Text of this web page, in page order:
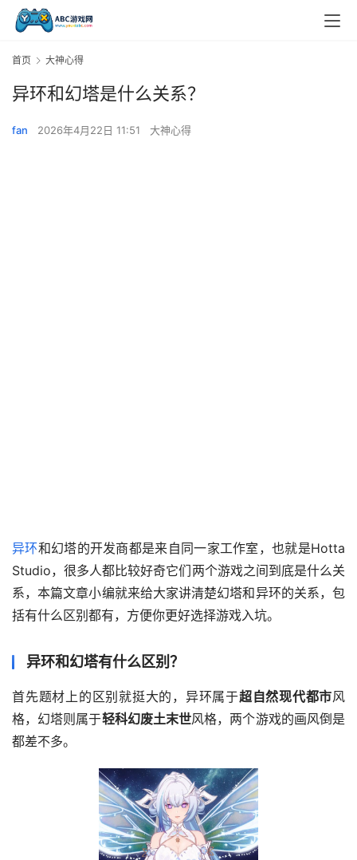
首页 大神心得
异环和幻塔是什么关系？
fan 2026年4月22日 11:51 大神心得
异环和幻塔的开发商都是来自同一家工作室，也就是Hotta
Studio，很多人都比较好奇它们两个游戏之间到底是什么关
系，本篇文章小编就来给大家讲清楚幻塔和异环的关系，包
括有什么区别都有，方便你更好选择游戏入坑。
异环和幻塔有什么区别？
首先题材上的区别就挺大的，异环属于超自然现代都市风
格，幻塔则属于轻科幻废土末世风格，两个游戏的画风倒是
都差不多。